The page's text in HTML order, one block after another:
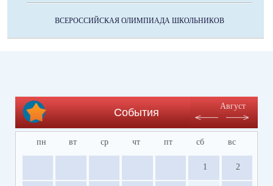
ВСЕРОССИЙСКАЯ ОЛИМПИАДА ШКОЛЬНИКОВ
События
Август
пн вт ср чт пт сб вс
1 2